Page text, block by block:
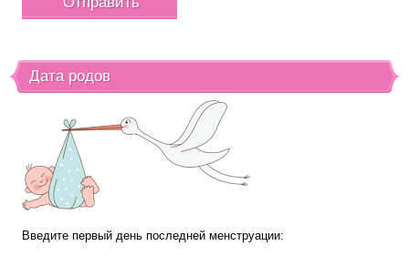
Дата родов
Введите первый день последней менструации: